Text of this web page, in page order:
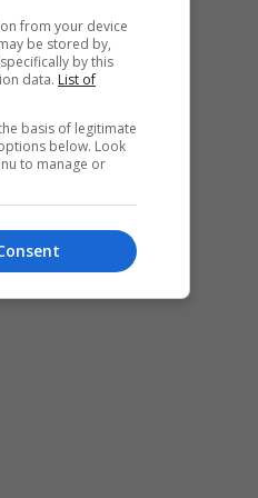
from your device
be stored by,
by this
data. List of
basis of legitimate
below. Look
to manage or